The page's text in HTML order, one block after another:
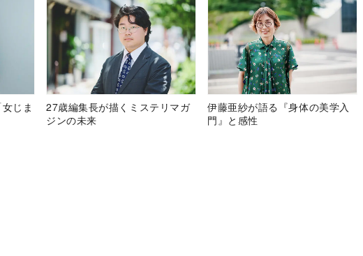
じま
27歳編集長が描くミステリマガ
ジンの未来
伊藤亜紗が語る『身体の美学入
門』と感性